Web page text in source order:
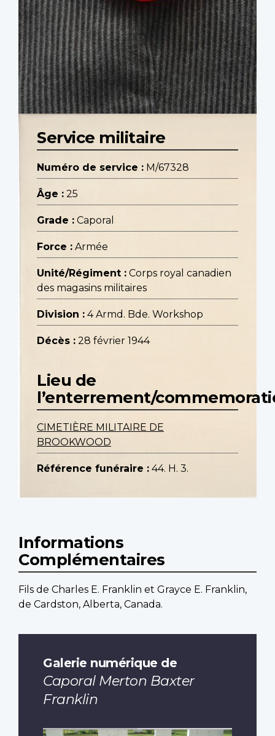
Service militaire
Numéro de service : M/67328
Âge : 25
Grade : Caporal
Force : Armée
Unité/Régiment : Corps royal canadien
des magasins militaires
Division : 4 Armd. Bde. Workshop
Décès : 28 février 1944
Lieu de
l’enterrement/
CIMETIÈRE MILITAIRE DE
BROOKWOOD
Référence funéraire : 44. H. 3.
Informations
Complémentaires
Fils de Charles E. Franklin et Grayce E. Franklin,
de Cardston, Alberta, Canada.
Galerie numérique de
Caporal Merton Baxter
Franklin